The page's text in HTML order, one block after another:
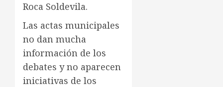
Roca Soldevila.
Las actas municipales
no dan mucha
información de los
debates y no aparecen
iniciativas de los